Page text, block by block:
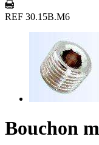
REF 30.15B.M6
Bouchon